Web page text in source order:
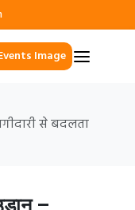
Events Image
से बदलता